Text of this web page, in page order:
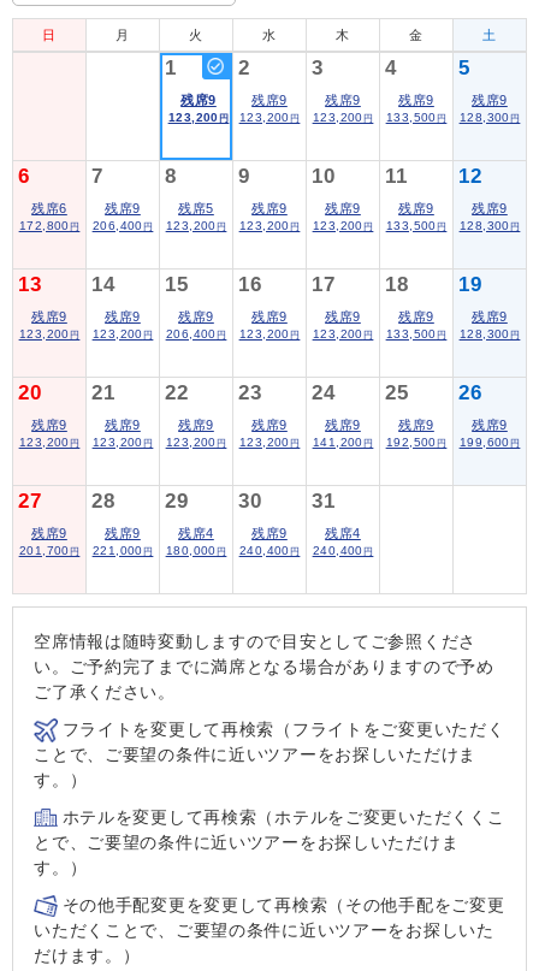
日 月 火 水 木 金 土
1
残席9
123,200 円
2
残席9
123,200 円
3
残席9
123,200 円
4
残席9
133,500 円
5
残席9
128,300 円
6
残席6
172,800 円
7
残席9
206,400 円
8
残席5
123,200 円
9
残席9
123,200 円
10
残席9
123,200 円
11
残席9
133,500 円
12
残席9
128,300 円
13
残席9
123,200 円
14
残席9
123,200 円
15
残席9
206,400 円
16
残席9
123,200 円
17
残席9
123,200 円
18
残席9
133,500 円
19
残席9
128,300 円
20
残席9
123,200 円
21
残席9
123,200 円
22
残席9
123,200 円
23
残席9
123,200 円
24
残席9
141,200 円
25
残席9
192,500 円
26
残席9
199,600 円
27
残席9
201,700 円
28
残席9
221,000 円
29
残席4
180,000 円
30
残席9
240,400 円
31
残席4
240,400 円
空席情報は随時変動しますので目安としてご参照くださ
い。ご予約完了までに満席となる場合がありますので予め
ご了承ください。
フライトを変更して再検索（フライトをご変更いただく
ことで、ご要望の条件に近いツアーをお探しいただけま
す。）
ホテルを変更して再検索（ホテルをご変更いただくくこ
とで、ご要望の条件に近いツアーをお探しいただけま
す。）
その他手配変更を変更して再検索（その他手配をご変更
いただくことで、ご要望の条件に近いツアーをお探しいた
だけます。）